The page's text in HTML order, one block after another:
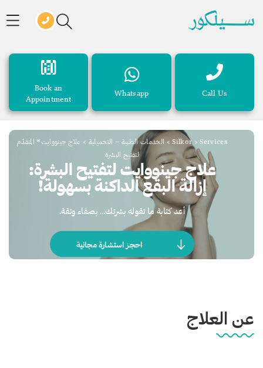
Call Us
Whatsapp
Book an
Appointment
Silkor>Services
> الخدمات الطبية – التجميلية > علاج جينووايت® المتقدّم
لتفتيح البشرة
علاج جينووايت لتفتيح البشرة:
إزالة البقع الداكنة بسهولة!
أعد كتابة ما تقوله بشرتك… بصفاء وثقة.
احجز استشارة مجانية
عن العلاج